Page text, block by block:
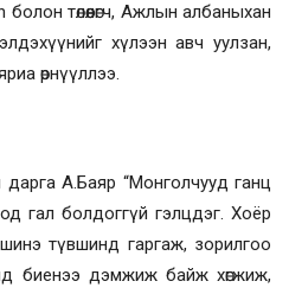
төлөөлөгч, Ажлын албаныхан
хүлээн авч уулзан,
өрнүүллээ.
А.Баяр “Монголчууд ганц
гал болдоггүй гэлцдэг. Хоёр
түвшинд гаргаж, зорилгоо
биенээ дэмжиж байж хөгжиж,